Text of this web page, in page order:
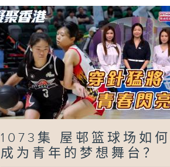
1073集 屋邨篮球场如何
成为青年的梦想舞台？